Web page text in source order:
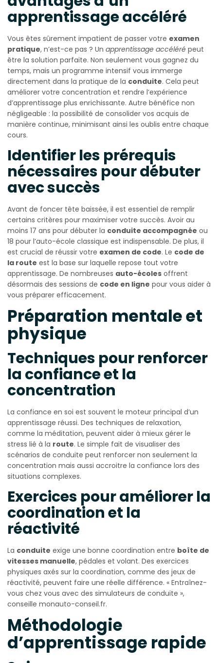
apprentissage accéléré
Vous êtes sûrement impatient de passer votre examen
pratique, n’est-ce pas ? Un apprentissage accéléré peut
être la solution parfaite. Non seulement vous gagnez du
temps, mais un programme intensif vous immerge
directement dans la pratique de la conduite. Cela peut
améliorer votre concentration et rendre l’expérience
d’apprentissage plus enrichissante. Autre bénéfice non
négligeable : la possibilité de consolider vos acquis de
manière continue, minimisant ainsi les oublis entre chaque
cours.
Identifier les prérequis
nécessaires pour débuter
avec succès
Avant de foncer tête baissée, il est essentiel de remplir
certains critères pour maximiser votre succès. Avoir au
moins 17 ans pour débuter la conduite accompagnée ou
18 pour l’auto-école classique est indispensable. De plus, il
est crucial de réussir votre examen de code. Le code de
la route est la base sur laquelle repose tout votre
apprentissage. De nombreuses auto-écoles offrent
désormais des sessions de code en ligne pour vous aider à
vous préparer efficacement.
Préparation mentale et
physique
Techniques pour renforcer
la confiance et la
concentration
La confiance en soi est souvent le moteur principal d’un
apprentissage réussi. Des techniques de relaxation,
comme la méditation, peuvent aider à mieux gérer le
stress lié à la route. Le simple fait de visualiser des
scénarios de conduite peut renforcer non seulement la
concentration mais aussi accroitre la confiance lors des
situations complexes.
Exercices pour améliorer la
coordination et la
réactivité
La conduite exige une bonne coordination entre boîte de
vitesses manuelle, pédales et volant. Des exercices
physiques axés sur la coordination, comme des jeux de
réactivité, peuvent faire une réelle différence. « Entraînez-
vous chez vous avec des simulateurs de conduite »,
conseille monauto-conseil.fr.
Méthodologie
d’apprentissage rapide